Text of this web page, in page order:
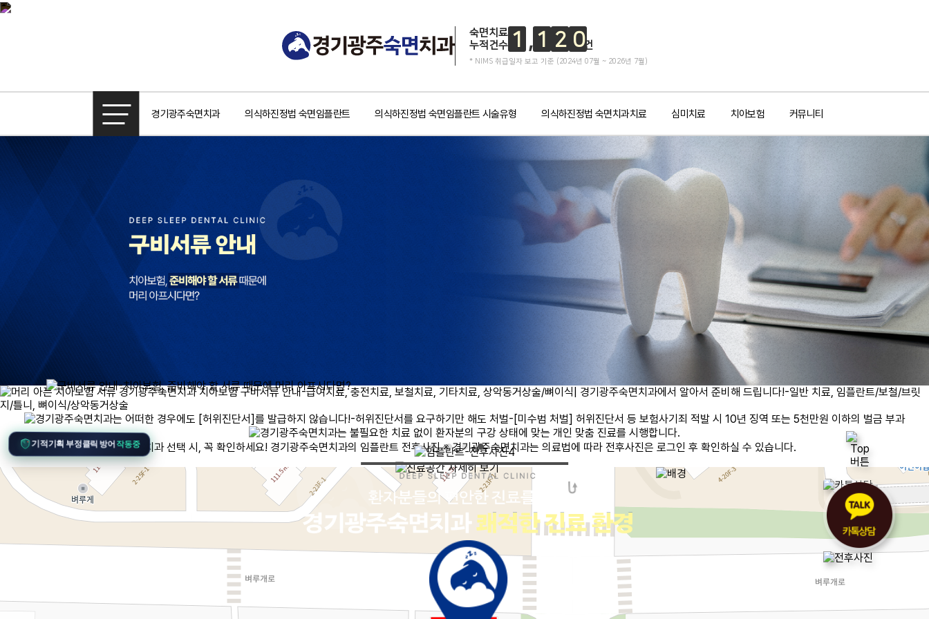
숙면치료
누적건수 1 1 2 0건
* NIMS 취급일자 보고 기준 (2024년 07월 ~ 2026년 7월)
경기광주숙면치과 의식하진정법 숙면임플란트 의식하진정법 숙면임플란트 시술유형 의식하진정법 숙면치과치료 심미치료 치아보험 커뮤니티
기적기획 부정클릭 방어작동중